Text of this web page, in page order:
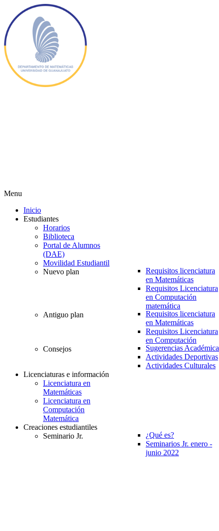
Menu
Inicio
Estudiantes
Horarios
Biblioteca
Portal de Alumnos
(DAE)
Movilidad Estudiantil
Nuevo plan
Requisitos licenciatura
en Matemáticas
Requisitos Licenciatura
en Computación
matemática
Antiguo plan
Requisitos licenciatura
en Matemáticas
Requisitos Licenciatura
en Computación
Consejos
Sugerencias
Actividades Deportivas
Actividades Culturales
Licenciaturas e información
Licenciatura en
Matemáticas
Licenciatura en
Computación
Matemática
Creaciones estudiantiles
Seminario Jr.
¿Qué es?
Seminarios Jr. enero -
junio 2022